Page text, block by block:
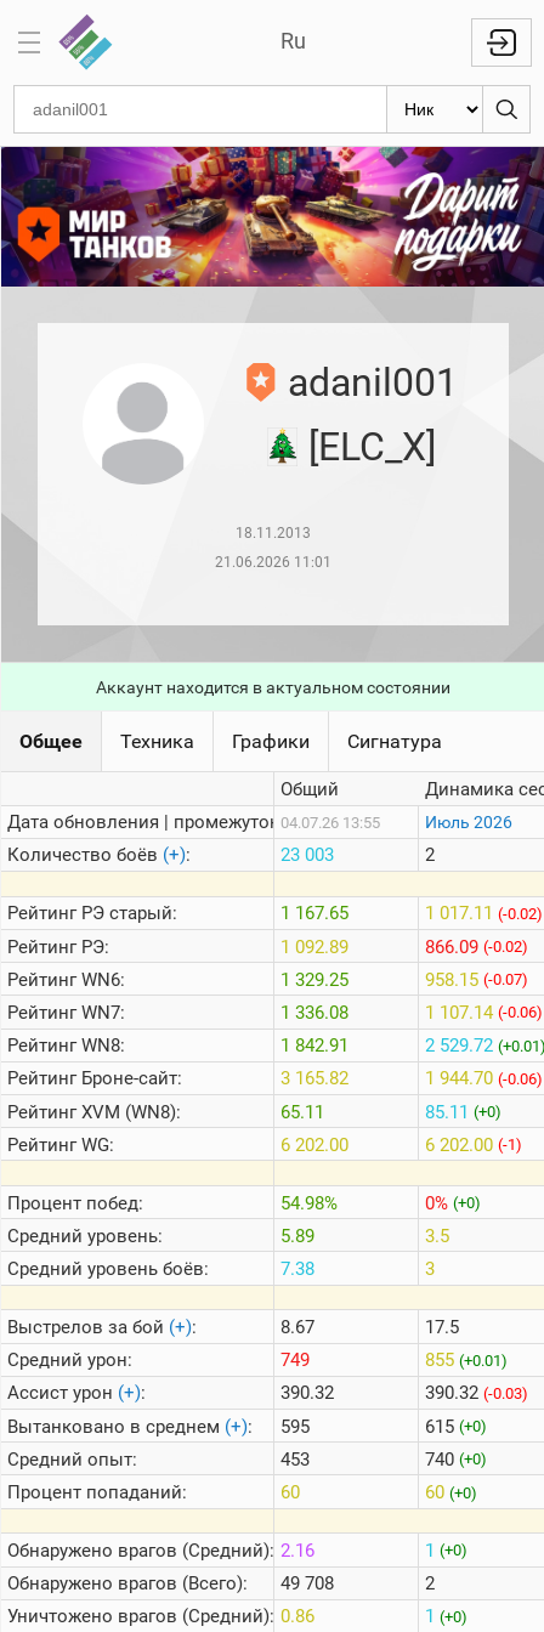
Ru
Отметки
на
стволах
Знаки
классности
Международный
рейтинг
месяц)
(за
последние
сессии)
Топ
1000
Кланы
стримеров
Информация
Онлайн
Цветовая
шкала
Теlegram
ВК
Портал
Мира
Танков
adanil001
[ELC_X]
18.11.2013
21.06.2026 11:01
Аккаунт находится в актуальном состоянии
Общее Техника Графики Сигнатура
Дата обновления | промежуток:
Количество боёв (+):
РейтингРЭ старый:
РейтингРЭ:
РейтингWN6:
РейтингWN7:
РейтингWN8:
РейтингБроне-сайт:
РейтингXVM (WN8):
РейтингWG:
Процент побед:
Средний уровень:
Средний уровень боёв:
Выстрелов за бой (+):
Средний урон:
Ассист урон (+):
Вытанковано в среднем (+):
Средний опыт:
Процент попаданий:
Обнаружено врагов (Средний):
Обнаружено врагов (Всего):
Уничтожено врагов (Средний):
Общий
04.07.26 13:55
23 003
1 167.65
1 092.89
1 329.25
1 336.08
1 842.91
3 165.82
65.11
6 202.00
54.98%
5.89
7.38
8.67
749
390.32
595
453
60
2.16
49 708
0.86
Динамика
Июль 2026
2
1 017.11 (-0.02)
866.09 (-0.02)
958.15 (-0.07)
1 107.14 (-0.06)
2 529.72
1 944.70 (-0.06)
85.11 (+0)
6 202.00 (-1)
0% (+0)
3.5
3
17.5
855 (+0.01)
390.32 (-0.03)
615 (+0)
740 (+0)
60 (+0)
1 (+0)
2
1 (+0)